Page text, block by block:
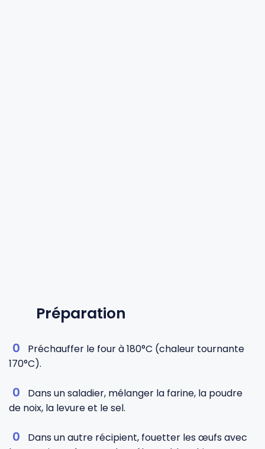
Préparation
Préchauffer le four à 180°C (chaleur tournante
170°C).
Dans un saladier, mélanger la farine, la poudre
de noix, la levure et le sel.
Dans un autre récipient, fouetter les œufs avec